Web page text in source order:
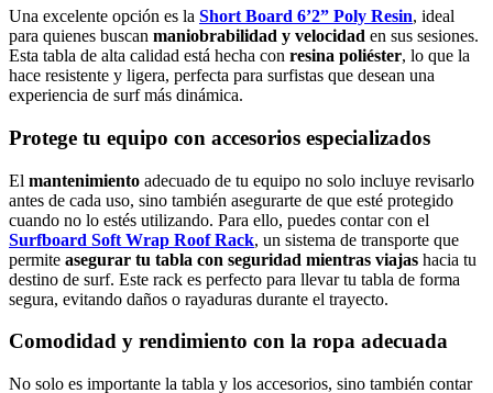
Una excelente opción es la Short Board 6’2” Poly Resin, ideal
para quienes buscan maniobrabilidad y velocidad en sus sesiones.
Esta tabla de alta calidad está hecha con resina poliéster, lo que la
hace resistente y ligera, perfecta para surfistas que desean una
experiencia de surf más dinámica.
Protege tu equipo con accesorios especializados
El mantenimiento adecuado de tu equipo no solo incluye revisarlo
antes de cada uso, sino también asegurarte de que esté protegido
cuando no lo estés utilizando. Para ello, puedes contar con el
Surfboard Soft Wrap Roof Rack, un sistema de transporte que
permite asegurar tu tabla con seguridad mientras viajas hacia tu
destino de surf. Este rack es perfecto para llevar tu tabla de forma
segura, evitando daños o rayaduras durante el trayecto.
Comodidad y rendimiento con la ropa adecuada
No solo es importante la tabla y los accesorios, sino también contar